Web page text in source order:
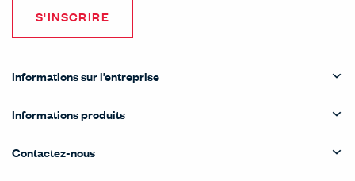
S'INSCRIRE
Informations sur l’entreprise
Informations produits
Contactez-nous